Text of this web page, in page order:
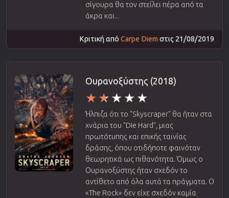
σίγουρα θα τον στείλει πέρα από τα
άκρα και...
Κριτική από Carpe Diem στις 21/08/2019
Ουρανοξύστης (2018)
Ήλπιζα ότι το "Skyscraper" θα ήταν στα
χνάρια του "Die Hard", μιας
πρωτότυπης και επικής ταινίας
δράσης, όπου οτιδήποτε φαινόταν
θεωρητικά ως πιθανότητα. Όμως ο
Ουρανοξύστης ήταν σχεδόν το
αντίθετο από όλα αυτά τα πράγματα. Ο
«The Rock» δεν είχε σχεδόν καμία